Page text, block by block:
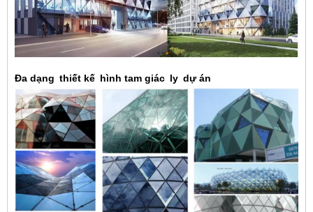
Đa dạng thiết kế hình tam giác ly dự án